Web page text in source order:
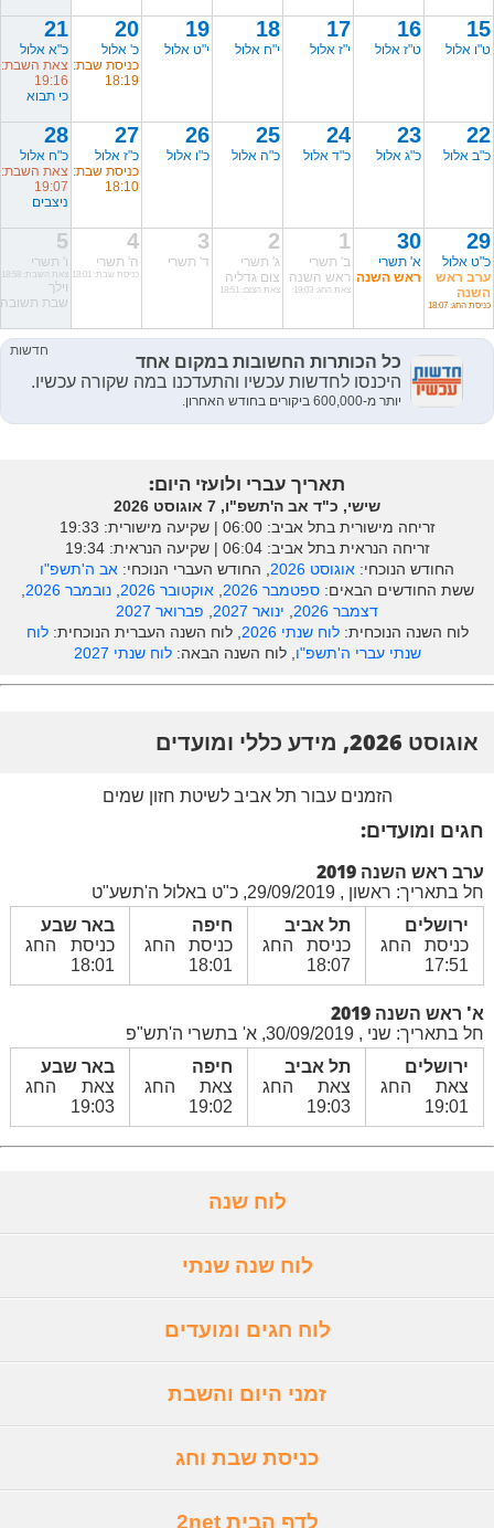
15
ט"ו אלול
16
ט"ז אלול
17
י"ז אלול
18
י"ח אלול
19
י"ט אלול
20
כ' אלול
כניסת שבת:
18:19
21
כ"א אלול
צאת השבת:
19:16
כי תבוא
22
כ"ב אלול
23
כ"ג אלול
24
כ"ד אלול
25
כ"ה אלול
26
כ"ו אלול
27
כ"ז אלול
כניסת שבת:
18:10
28
כ"ח אלול
צאת השבת:
19:07
ניצבים
29
כ"ט אלול
ערב ראש
השנה
כניסת החג: 18:07
30
א' תשרי
ראש השנה
1
ב' תשרי
ראש השנה
צאת החג: 19:03
2
ג' תשרי
צום גדליה
צאת הצום: 18:51
3
ד' תשרי
4
ה' תשרי
כניסת שבת: 18:01
5
ו' תשרי
צאת השבת: 18:58
וילך
שבת תשובה
תאריך עברי ולועזי היום:
שישי, כ"ד אב ה'תשפ"ו, 7 אוגוסט 2026
זריחה מישורית בתל אביב: ‎06:00 | שקיעה מישורית: 19:33
זריחה הנראית בתל אביב: ‎06:04 | שקיעה הנראית: 19:34
החודש הנוכחי: אוגוסט 2026 , החודש העברי הנוכחי: אב ה'תשפ"ו
ששת החודשים הבאים:ספטמבר 2026 ,אוקטובר 2026 ,נובמבר 2026
,
דצמבר 2026
, ינואר 2027 , פברואר 2027
לוח השנה הנוכחית:לוח שנתי 2026 , לוח השנה העברית הנוכחית:לוח
שנתי עברי ה'תשפ"ו, לוח השנה הבאה:לוח שנתי 2027
אוגוסט 2026, מידע כללי ומועדים
הזמנים עבור תל אביב לשיטת חזון שמים
חגים ומועדים:
ערב ראש השנה 2019
חל בתאריך: ראשון , 29/09/2019, כ"ט באלול ה'תשע"ט
ירושלים
כניסת החג
17:51
תל אביב
כניסת החג
18:07
חיפה
כניסת החג
18:01
באר שבע
כניסת החג
18:01
א' ראש השנה 2019
חל בתאריך: שני , 30/09/2019, א' בתשרי ה'תש"פ
ירושלים
צאת החג
19:01
תל אביב
צאת החג
19:03
חיפה
צאת החג
19:02
באר שבע
צאת החג
19:03
לוח שנה
לוח שנה שנתי
לוח חגים ומועדים
זמני היום והשבת
כניסת שבת וחג
לדף הבית 2net